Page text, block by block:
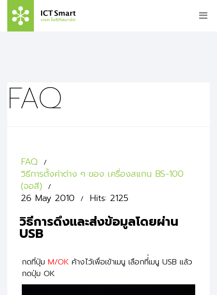
FAQ
FAQ
วิธีการตั้งค่าต่าง ๆ ของ เครื่องสแกน BS-100
(จอสี)
26 May 2010
Hits: 2125
วิธีการดึงและส่งข้อมูลโดยผ่าน
USB
กดที่ปุ่ม M/OK ค้างไว้เพื่อเข้าเมนู เลือกที่่เมนู USB แล้ว
กดปุ่ม OK